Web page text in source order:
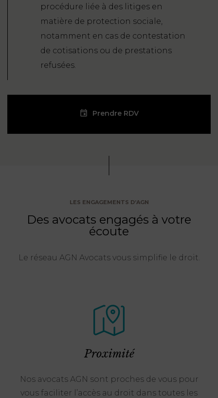
procédure liée à des litiges en
matière de protection sociale,
notamment en cas de contestation
de cotisations ou de prestations
refusées.
Prendre RDV
LES ENGAGEMENTS D’AGN
Des avocats engagés à votre
écoute
Le réseau AGN Avocats vous simplifie le droit.
Proximité
Nos avocats AGN sont proches de vous pour
vous faciliter l’accès au droit dans toutes les